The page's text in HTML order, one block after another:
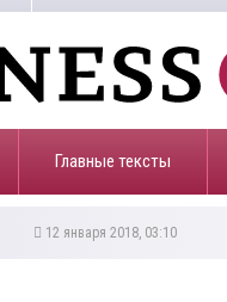
Главные тексты
12 января 2018, 03:10